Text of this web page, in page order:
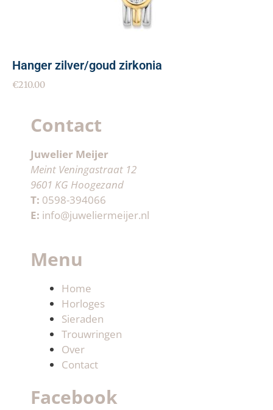
Hanger zilver/goud zirkonia
€210.00
Contact
Juwelier Meijer
Meint Veningastraat 12
9601 KG Hoogezand
T: 0598-394066
E: info@juweliermeijer.nl
Menu
Home
Horloges
Sieraden
Trouwringen
Over
Contact
Facebook